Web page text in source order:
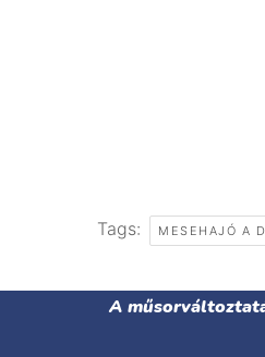
Tags: MESEHAJÓ A
A